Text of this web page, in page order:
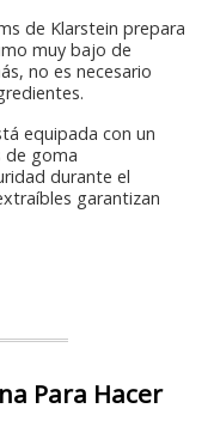
de Klarstein prepara
muy bajo de
no es necesario
equipada con un
de goma
durante el
garantizan
Para Hacer